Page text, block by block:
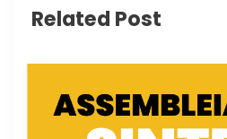
Related Post